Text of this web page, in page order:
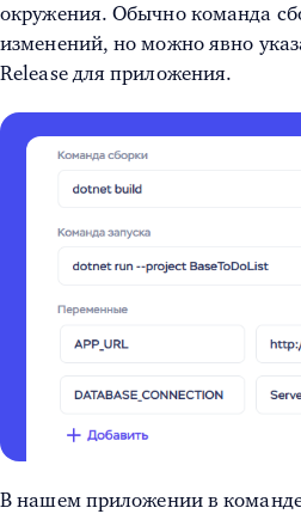
окружения. Обычно команда
изменений, но можно явно
Release для приложения.
В нашем приложении в